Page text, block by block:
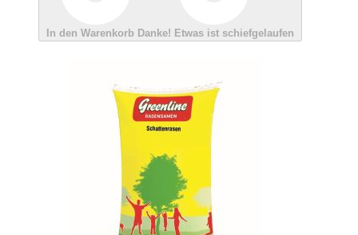
In den Warenkorb Danke! Etwas ist schiefgelaufen